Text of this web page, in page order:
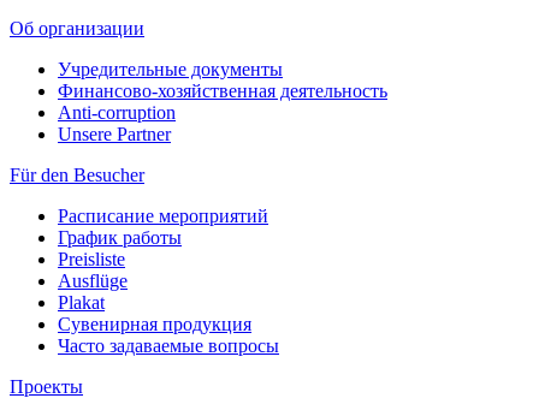
Об организации
Учредительные документы
Финансово-хозяйственная деятельность
Anti-corruption
Unsere Partner
Für den Besucher
Расписание мероприятий
График работы
Preisliste
Ausflüge
Plakat
Сувенирная продукция
Часто задаваемые вопросы
Проекты